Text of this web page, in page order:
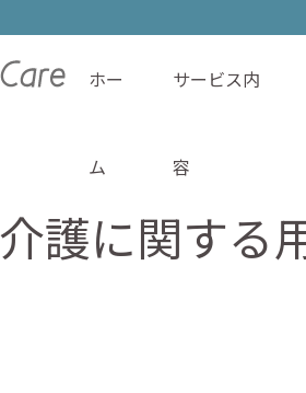
ホーム
ホー
ム
サービス内
容
介護に関する